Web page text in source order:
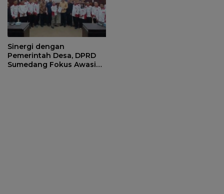
Sinergi dengan
Pemerintah Desa, DPRD
Sumedang Fokus Awasi